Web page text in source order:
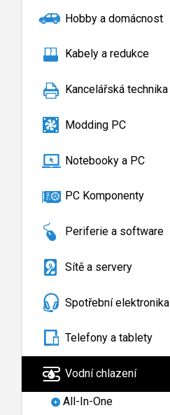
Hobby a domácnost
Kabely a redukce
Kancelářská technika
Modding PC
Notebooky a PC
PC Komponenty
Periferie a software
Sítě a servery
Spotřební elektronika
Telefony a tablety
Vodní chlazení
All-In-One